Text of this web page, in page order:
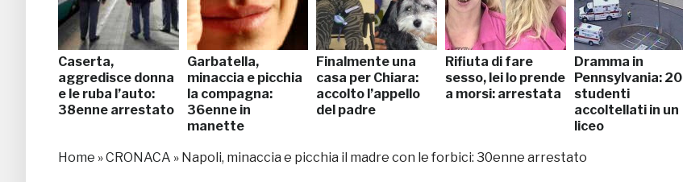
Caserta,
aggredisce donna
e le ruba l’auto:
38enne arrestato
Garbatella,
minaccia e picchia
la compagna:
36enne in
manette
Finalmente una
casa per Chiara:
accolto l’appello
del padre
Rifiuta di fare
sesso, lei lo prende
a morsi: arrestata
Dramma in
Pennsylvania: 20
studenti
accoltellati in un
liceo
Home »CRONACA » Napoli, minaccia e picchia il madre con le forbici: 30enne arrestato